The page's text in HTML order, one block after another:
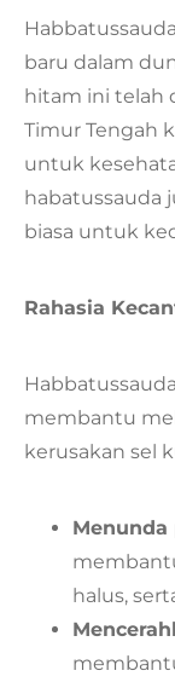
baru dalam
hitam ini telah
Timur Tengah
untuk
habatussauda
biasa untuk
Rahasia
membantu
kerusakan sel
Menunda
halus,